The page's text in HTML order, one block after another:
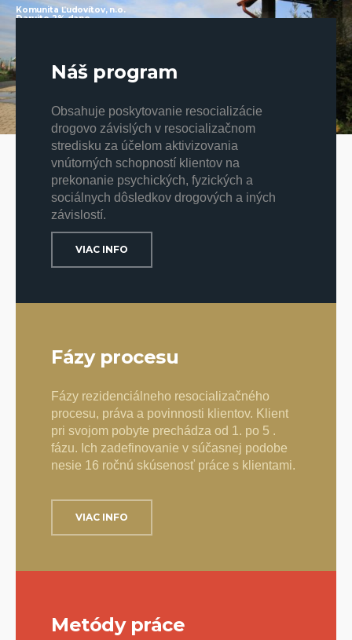
Komunita Ľudovítov, n.o.
Darujte 2% dane
Náš program
Obsahuje poskytovanie resocializácie
drogovo závislých v resocializačnom
stredisku za účelom aktivizovania
vnútorných schopností klientov na
prekonanie psychických, fyzických a
sociálnych dôsledkov drogových a iných
závislostí.
VIAC INFO
Fázy procesu
Fázy rezidenciálneho resocializačného
procesu, práva a povinnosti klientov. Klient
pri svojom pobyte prechádza od 1. po 5 .
fázu. Ich zadefinovanie v súčasnej podobe
nesie 16 ročnú skúsenosť práce s klientami.
VIAC INFO
Metódy práce